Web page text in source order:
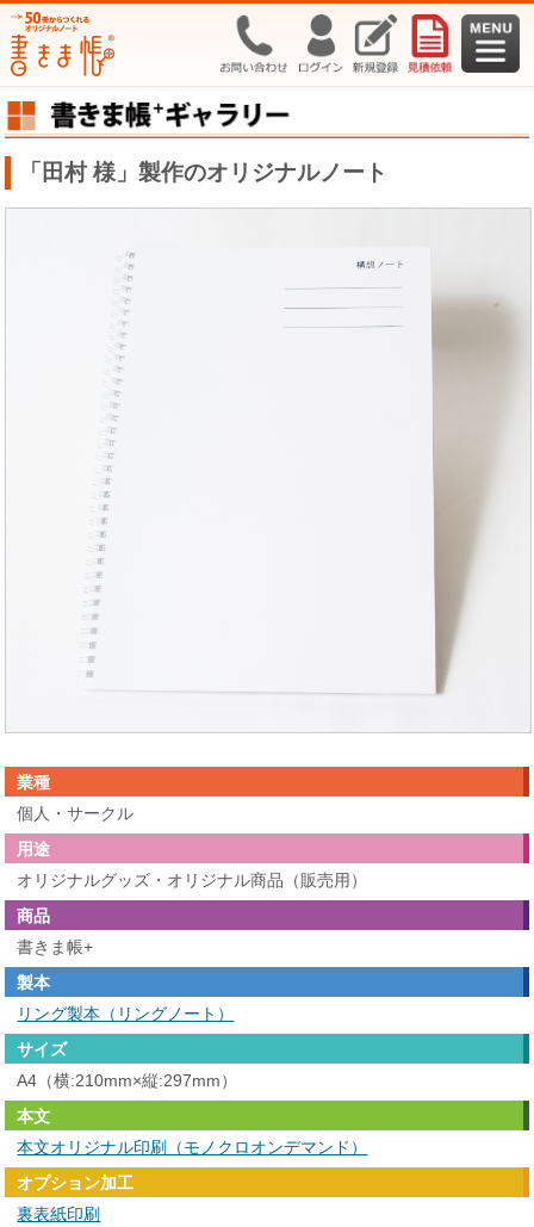
「田村 様」製作のオリジナルノート
業種
個人・サークル
用途
オリジナルグッズ・オリジナル商品（販売用）
商品
書きま帳+
製本
リング製本（リングノート）
サイズ
A4（横:210mm×縦:297mm）
本文
本文オリジナル印刷（モノクロオンデマンド）
オプション加工
裏表紙印刷